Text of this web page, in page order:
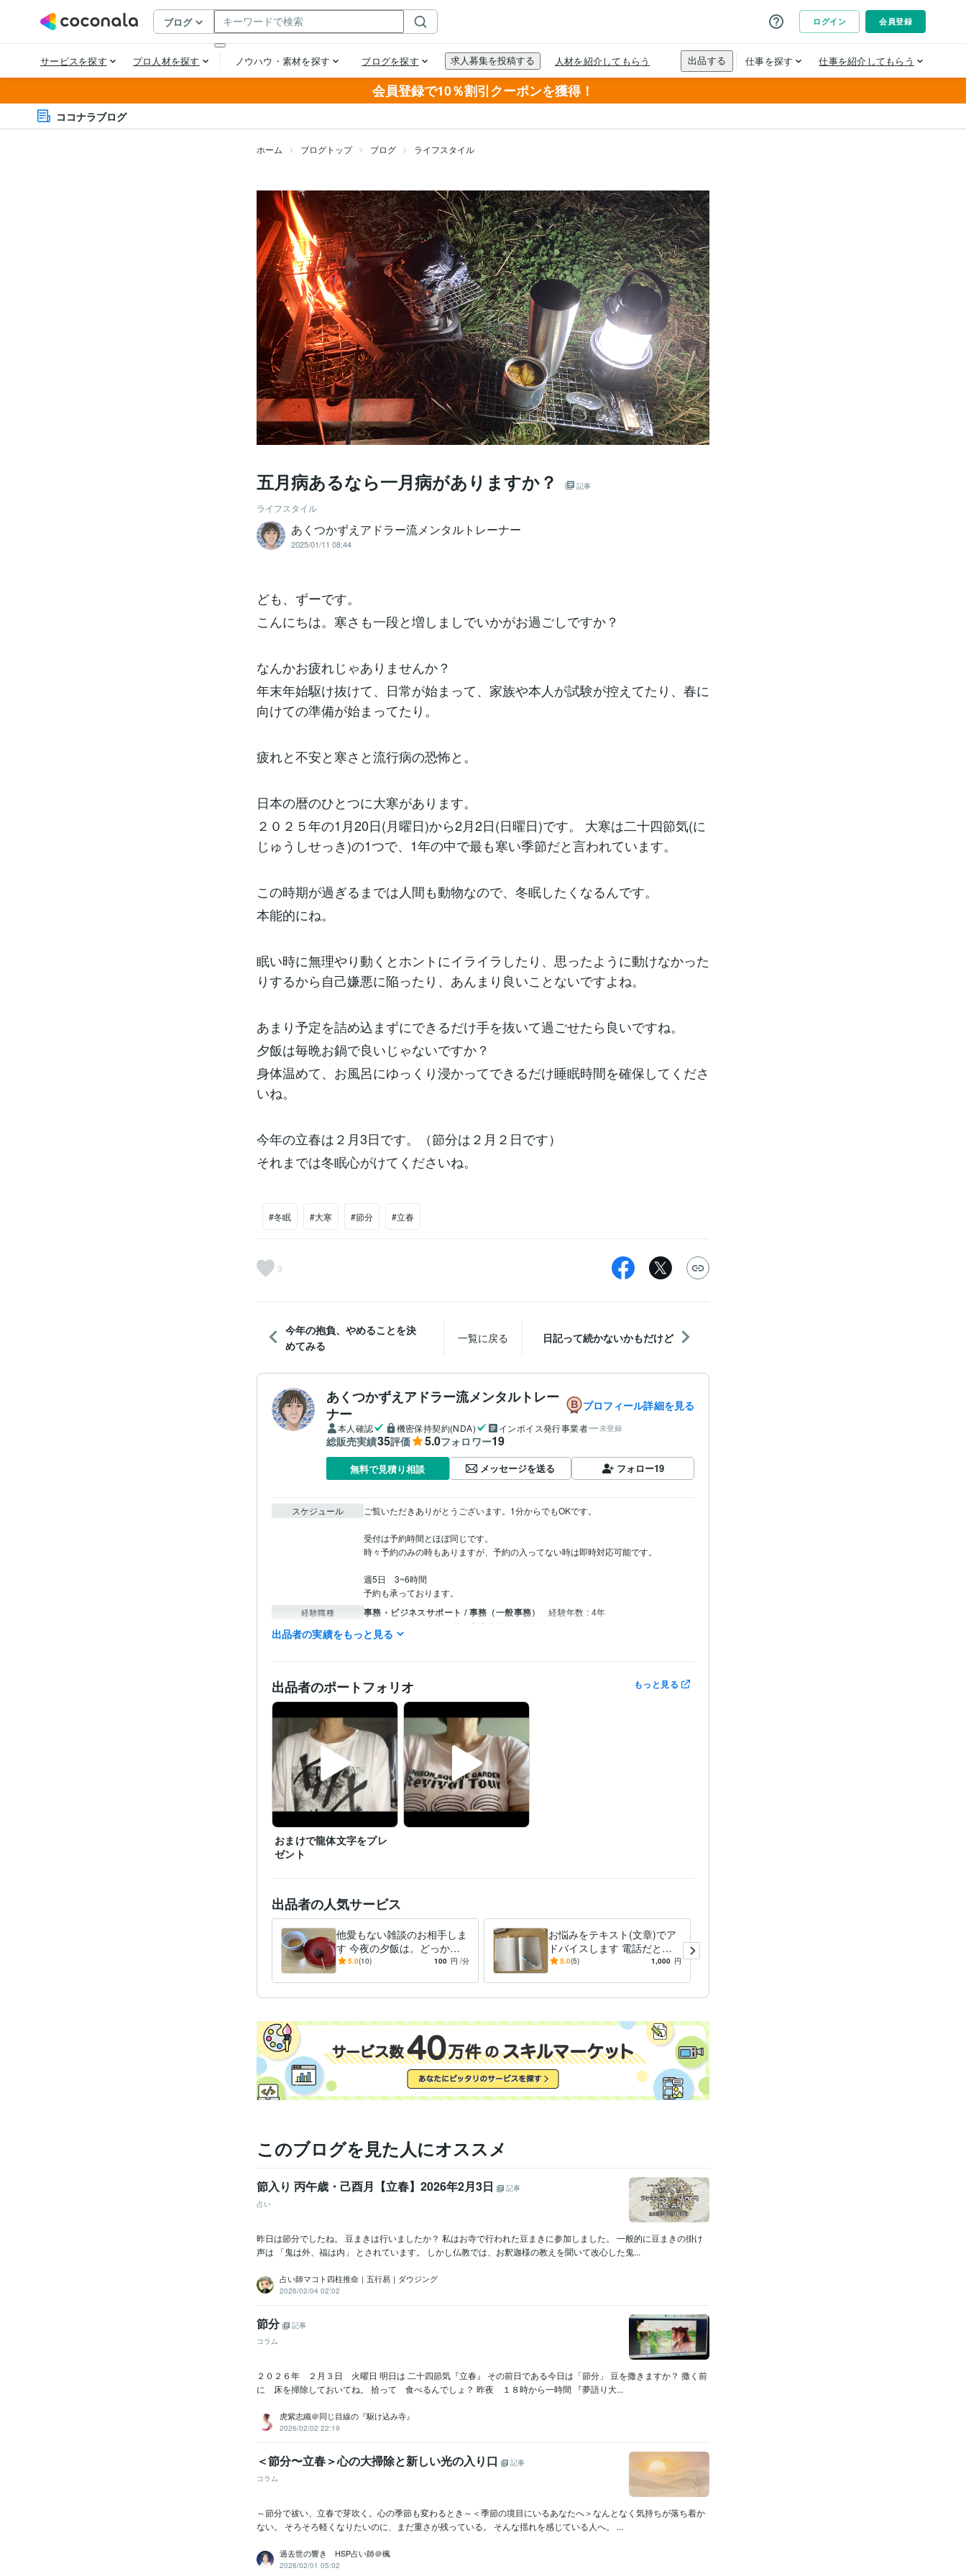
会員登録で10％割引クーポンを獲得！
ココナラブログ
ホーム ブログトップ ブログ ライフスタイル
五月病あるなら一月病がありますか？ 記事
ライフスタイル
あくつかずえアドラー流メンタルトレーナー
2025/01/11 08:44
ども、ずーです。
こんにちは。寒さも一段と増しましでいかがお過ごしですか？
なんかお疲れじゃありませんか？
年末年始駆け抜けて、日常が始まって、家族や本人が試験が控えてたり、春に
向けての準備が始まってたり。
疲れと不安と寒さと流行病の恐怖と。
日本の暦のひとつに大寒があります。
２０２５年の1月20日(月曜日)から2月2日(日曜日)です。 大寒は二十四節気(に
じゅうしせっき)の1つで、1年の中で最も寒い季節だと言われています。
この時期が過ぎるまでは人間も動物なので、冬眠したくなるんです。
本能的にね。
眠い時に無理やり動くとホントにイライラしたり、思ったように動けなかった
りするから自己嫌悪に陥ったり、あんまり良いことないですよね。
あまり予定を詰め込まずにできるだけ手を抜いて過ごせたら良いですね。
夕飯は毎晩お鍋で良いじゃないですか？
身体温めて、お風呂にゆっくり浸かってできるだけ睡眠時間を確保してくださ
いね。
今年の立春は２月3日です。（節分は２月２日です）
それまでは冬眠心がけてくださいね。
#冬眠 #大寒 #節分 #立春
3
今年の抱負、やめることを決
めてみる
一覧に戻る 日記って続かないかもだけど
あくつかずえアドラー流メンタルトレー
ナー
プロフィール詳細を見る
本人確認 機密保持契約(NDA) インボイス発行事業者 未登録
総販売実績35評価 5.0フォロワー19
無料で見積り相談 メッセージを送る フォロー19
スケジュール ご覧いただきありがとうございます。1分からでもOKです。
受付は予約時間とほぼ同じです。
時々予約のみの時もありますが、予約の入ってない時は即時対応可能です。
週5日　3~6時間
経験職種 事務・ビジネスサポート / 事務（一般事務） 経験年数 : 4年
ライフスタイル・その他 / 家事代行
ライフスタイル・その他 / その他
終活アドバイザー
日商簿記検定2級
ビジネス・クリエイ
ティブツール
WordPress:1年Excel:3年Word:3年ChatGPT:0年
ibisPaint:0年
得意分野 悩み相談・カウンセリング 対人関係のもやもやを軽くするお手伝い
出品者の実績をもっと見る
出品者のポートフォリオ もっと見る
おまけで龍体文字をプレ
ゼント
出品者の人気サービス
他愛もない雑談のお相手しま
す 今夜の夕飯は。どっか旅
行行たい。なんでもないこと
5.0(10) 100 円 /分
お悩みをテキスト(文章)でア
ドバイスします 電話だと緊
張する、話すのが苦手な方は
5.0(5) 1,000 円
このブログを見た人にオススメ
節入り 丙午歳・己酉月【立春】2026年2月3日
記事
占い
昨日は節分でしたね。 豆まきは行いましたか？ 私はお寺で行われた豆まきに参加しました。 一般的に豆まきの掛け
声は 「鬼は外、福は内」 とされています。 しかし仏教では、お釈迦様の教えを聞いて改心した鬼...
占い師マコト四柱推命｜五行易｜ダウジング
2026/02/04 02:02
節分
記事
コラム
２０２６年 ２月３日 火曜日 明日は 二十四節気『立春』 その前日である今日は「節分」 豆を撒きますか？ 撒く前
に 床を掃除しておいてね。 拾って 食べるんでしょ？ 昨夜 １８時から一時間 『夢語り大...
虎紫志織＠同じ目線の『駆け込み寺』
2026/02/02 22:19
＜節分〜立春＞心の大掃除と新しい光の入り口
記事
コラム
～節分で祓い、立春で芽吹く。心の季節も変わるとき～＜季節の境目にいるあなたへ＞なんとなく気持ちが落ち着か
ない。 そろそろ軽くなりたいのに、まだ重さが残っている。 そんな揺れを感じている人へ。 ...
過去世の響き HSP占い師＠楓
2026/02/01 05:02